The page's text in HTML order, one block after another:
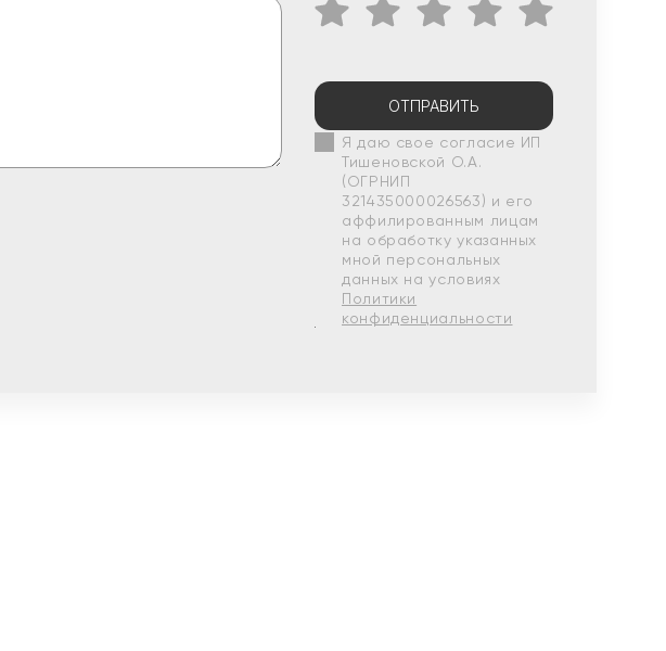
ОТПРАВИТЬ
Я даю свое согласие ИП
Тишеновской О.А.
(ОГРНИП
321435000026563) и его
аффилированным лицам
на обработку указанных
мной персональных
данных на условиях
Политики
конфиденциальности